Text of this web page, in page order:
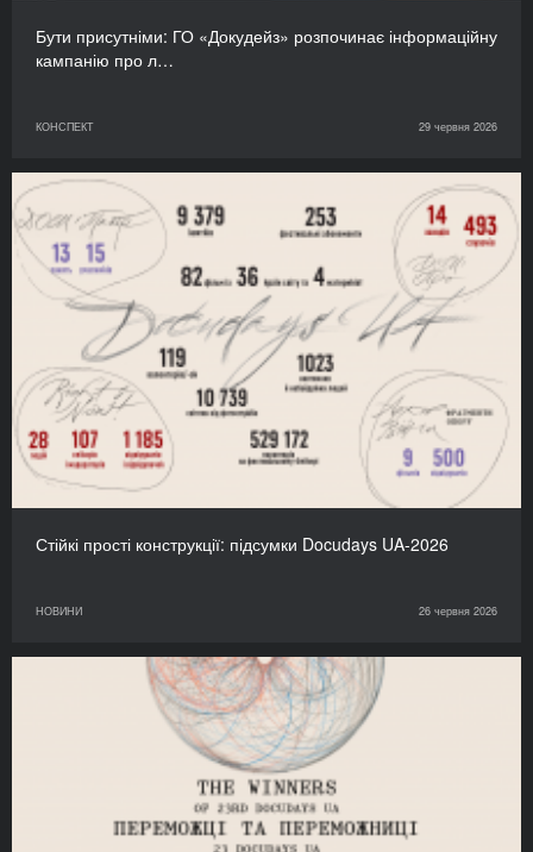
Бути присутніми: ГО «Докудейз» розпочинає інформаційну
кампанію про л…
КОНСПЕКТ 29 червня 2026
Стійкі прості конструкції: підсумки Docudays UA-2026
НОВИНИ 26 червня 2026